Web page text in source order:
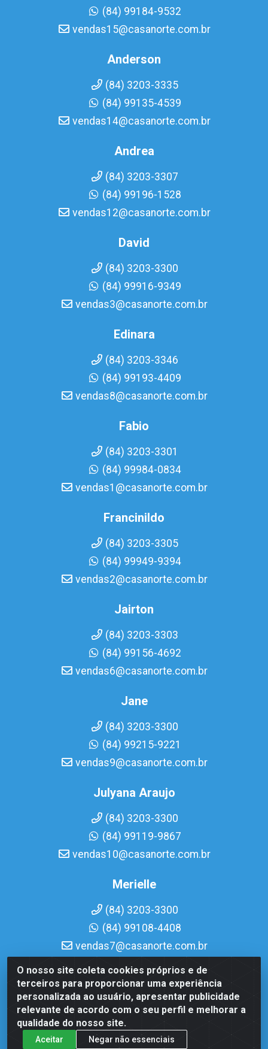
O nosso site coleta cookies próprios e de
terceiros para proporcionar uma experiência
personalizada ao usuário, apresentar publicidade
relevante de acordo com o seu perfil e melhorar a
qualidade do nosso site.
Aceitar Negar não essenciais
(84) 99184-9532
vendas15@casanorte.com.br
Anderson
(84) 3203-3335
(84) 99135-4539
vendas14@casanorte.com.br
Andrea
(84) 3203-3307
(84) 99196-1528
vendas12@casanorte.com.br
David
(84) 3203-3300
(84) 99916-9349
vendas3@casanorte.com.br
Edinara
(84) 3203-3346
(84) 99193-4409
vendas8@casanorte.com.br
Fabio
(84) 3203-3301
(84) 99984-0834
vendas1@casanorte.com.br
Francinildo
(84) 3203-3305
(84) 99949-9394
vendas2@casanorte.com.br
Jairton
(84) 3203-3303
(84) 99156-4692
vendas6@casanorte.com.br
Jane
(84) 3203-3300
(84) 99215-9221
vendas9@casanorte.com.br
Julyana Araujo
(84) 3203-3300
(84) 99119-9867
vendas10@casanorte.com.br
Merielle
(84) 3203-3300
(84) 99108-4408
vendas7@casanorte.com.br
Casa Norte LTDA - Av. Interventor Mário Câmara, 1815 - Dix-
Sept Rosado, Natal/RN - CEP 59054-600 - CNPJ
08.713.513/0001-51